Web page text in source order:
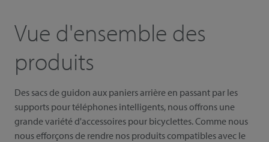
Vue d'ensemble des
produits
Des sacs de guidon aux paniers arrière en passant par les
supports pour téléphones intelligents, nous offrons une
grande variété d'accessoires pour bicyclettes. Comme nous
nous efforçons de rendre nos produits compatibles avec le